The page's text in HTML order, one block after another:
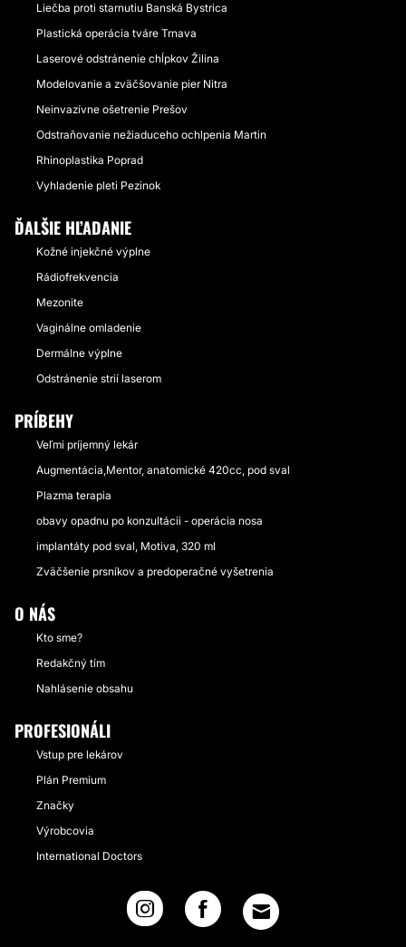
Liečba proti starnutiu Banská Bystrica
Plastická operácia tváre Trnava
Laserové odstránenie chĺpkov Žilina
Modelovanie a zväčšovanie pier Nitra
Neinvazívne ošetrenie Prešov
Odstraňovanie nežiaduceho ochlpenia Martin
Rhinoplastika Poprad
Vyhladenie pleti Pezinok
ĎALŠIE HĽADANIE
Kožné injekčné výplne
Rádiofrekvencia
Mezonite
Vaginálne omladenie
Dermálne výplne
Odstránenie strií laserom
PRÍBEHY
Veľmi príjemný lekár
Augmentácia,Mentor, anatomické 420cc, pod sval
Plazma terapia
obavy opadnu po konzultácii - operácia nosa
implantáty pod sval, Motiva, 320 ml
Zväčšenie prsníkov a predoperačné vyšetrenia
O NÁS
Kto sme?
Redakčný tím
Nahlásenie obsahu
PROFESIONÁLI
Vstup pre lekárov
Plán Premium
Značky
Výrobcovia
International Doctors